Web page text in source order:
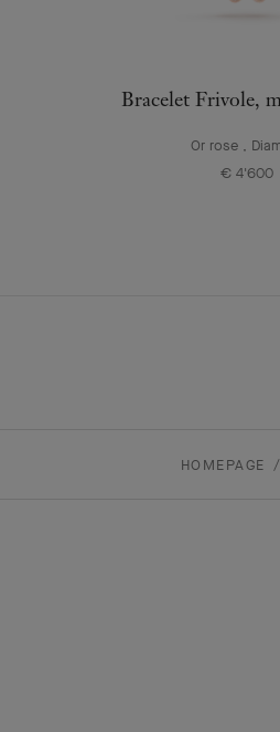
Bracelet Frivole,
Or rose ,
€ 4'600
HOMEPAGE